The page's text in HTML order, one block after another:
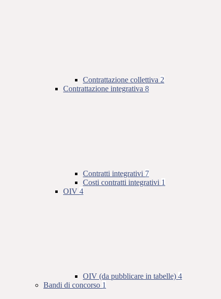
Contrattazione collettiva 2
Contrattazione integrativa 8
Contratti integrativi 7
Costi contratti integrativi 1
OIV 4
OIV (da pubblicare in tabelle) 4
Bandi di concorso 1